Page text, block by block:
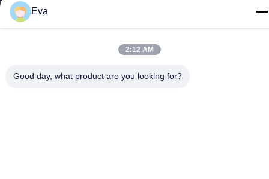
-2026 MCREAT (GUANGZHOU) BIO-TECH CO.,LTD Tutti i diritti
Eva
2:12 AM
Good day, what product are you looking for?